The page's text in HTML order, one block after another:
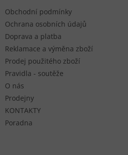
Obchodní podmínky
Ochrana osobních údajů
Doprava a platba
Reklamace a výměna zboží
Prodej použitého zboží
Pravidla - soutěže
O nás
Prodejny
KONTAKTY
Poradna